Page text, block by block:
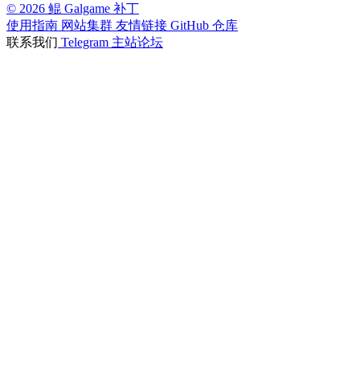
© 2026 鲲 Galgame 补丁
使用指南 网站集群 友情链接 GitHub 仓库
联系我们 Telegram 主站论坛